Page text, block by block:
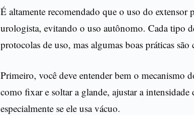
É altamente recomendado que o uso do
urologista, evitando o uso autônomo. Cada tipo
protocolas de uso, mas algumas boas práticas
Primeiro, você deve entender bem o mecanismo
como fixar e soltar a glande, ajustar a intensidade
especialmente se ele usa vácuo.